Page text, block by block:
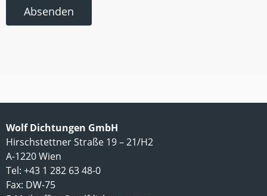
Absenden
Wolf Dichtungen GmbH
Hirschstettner Straße 19 – 21/H2
A-1220 Wien
Tel: +43 1 282 63 48-0
Fax: DW-75